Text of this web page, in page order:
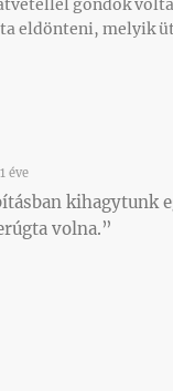
gondok
eldönteni, melyik
éve
kihagytunk
volna.”